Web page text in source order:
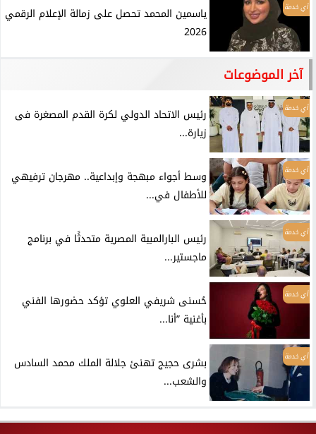
أي خدمة
ياسمين المحمد تحصل على زمالة الإعلام الرقمي
2026
آخر الموضوعات
أي خدمة
رئيس الاتحاد الدولي لكرة القدم المصغرة فى
زيارة...
أي خدمة
وسط أجواء مبهجة وإبداعية.. مهرجان ترفيهي
للأطفال في...
أي خدمة
رئيس البارالمبية المصرية متحدثًا في برنامج
ماجستير...
أي خدمة
حُسنى شريفي العلوي تؤكد حضورها الفني
بأغنية ”أنا...
أي خدمة
بشرى حجيج تهنئ جلالة الملك محمد السادس
والشعب...